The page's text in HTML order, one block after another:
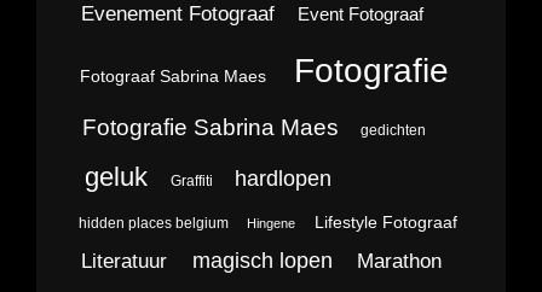
Evenement Fotograaf Event Fotograaf
Fotograaf Sabrina Maes Fotografie
Fotografie Sabrina Maes gedichten
geluk Graffiti hardlopen
hidden places belgium Hingene Lifestyle Fotograaf
Literatuur magisch lopen Marathon